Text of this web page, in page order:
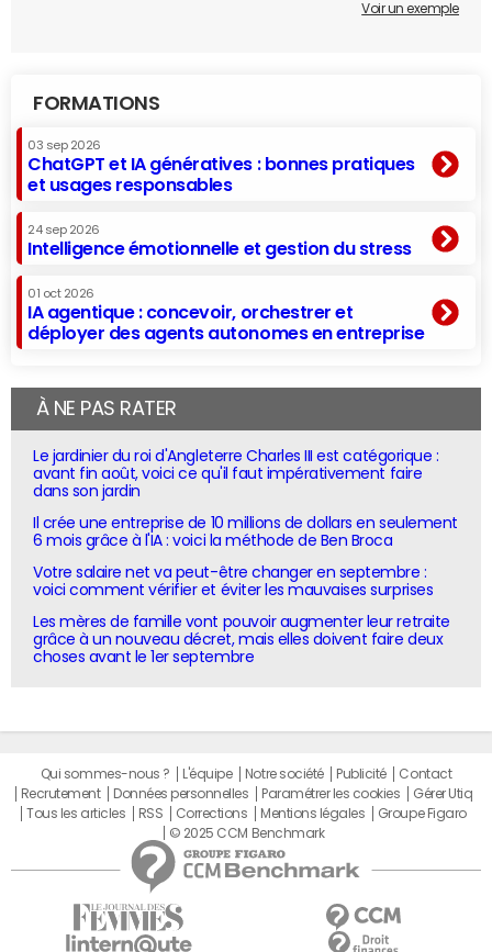
Voir un exemple
FORMATIONS
03 sep 2026
ChatGPT et IA génératives : bonnes pratiques
et usages responsables
24 sep 2026
Intelligence émotionnelle et gestion du stress
01 oct 2026
IA agentique : concevoir, orchestrer et
déployer des agents autonomes en entreprise
À NE PAS RATER
Le jardinier du roi d'Angleterre Charles III est catégorique :
avant fin août, voici ce qu'il faut impérativement faire
dans son jardin
Il crée une entreprise de 10 millions de dollars en seulement
6 mois grâce à l'IA : voici la méthode de Ben Broca
Votre salaire net va peut-être changer en septembre :
voici comment vérifier et éviter les mauvaises surprises
Les mères de famille vont pouvoir augmenter leur retraite
grâce à un nouveau décret, mais elles doivent faire deux
choses avant le 1er septembre
Qui sommes-nous ? L'équipe Notre société Publicité
Contact
Recrutement
Données personnelles Paramétrer les cookies
Gérer Utiq
Tous les articles
RSS Corrections Mentions légales
Groupe Figaro
© 2025 CCM Benchmark